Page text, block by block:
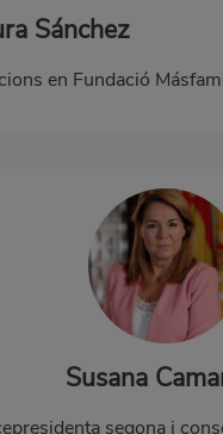
Sánchez
en Fundació
Susana
segona i